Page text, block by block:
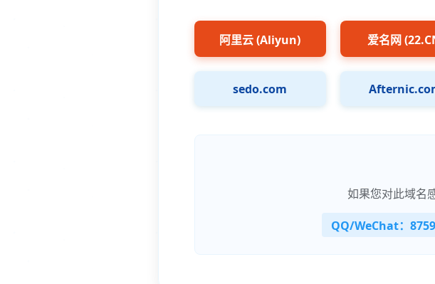
阿里云 (Aliyun) 爱名网
sedo.com
如果您对此域名
QQ/WeChat：